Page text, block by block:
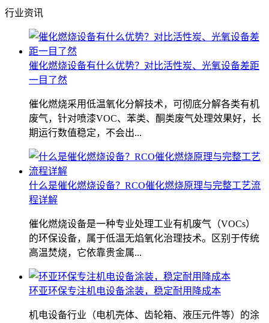
行业资讯
催化燃烧设备有什么优势？对比活性炭、光氧设备差距
一目了然
催化燃烧采用低温氧化分解技术，可彻底分解各类有机
废气，针对喷漆VOC、苯类、酮类废气处理效果好，长
期运行数值稳定，不会出...
什么是催化燃烧设备？RCO催化燃烧原理与完整工艺流
程详解
催化燃烧设备是一种专业处理工业有机废气（VOCs）
的环保设备，属于低温无焰氧化治理技术。区别于传统
高温焚烧，它依靠贵金属...
环亚环保专注机电设备涂装，稳定耐用降成本
机电设备行业（电机壳体、齿轮箱、液压元件等）的涂